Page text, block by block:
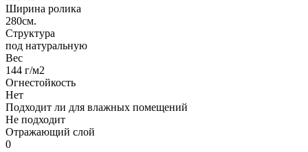
Ширина ролика
280см.
Структура
под натуральную
Вес
144 г/м2
Огнестойкость
Нет
Подходит ли для влажных помещений
Не подходит
Отражающий слой
0